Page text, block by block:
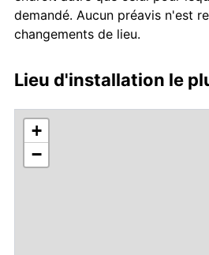
demandé. Aucun préavis n'est
changements de lieu.
Lieu d'installation le
+
−